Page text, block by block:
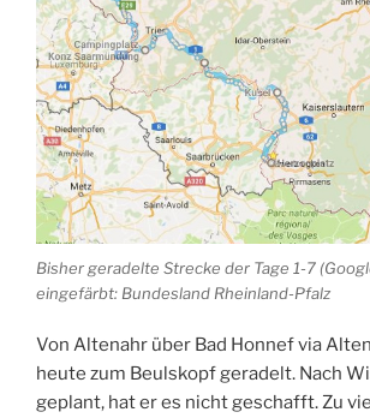
Bisher geradelte Strecke der Tage 1-7
eingefärbt: Bundesland Rheinland-Pfalz
Von Altenahr über Bad Honnef via
heute zum Beulskopf geradelt. Nach
geplant, hat er es nicht geschafft. Zu